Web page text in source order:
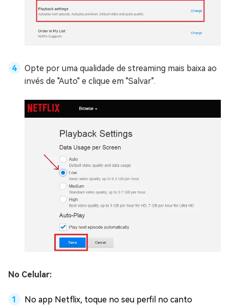
Opte por uma qualidade de streaming mais baixa ao
invés de "Auto" e clique em "Salvar".
No Celular:
No app Netflix, toque no seu perfil no canto